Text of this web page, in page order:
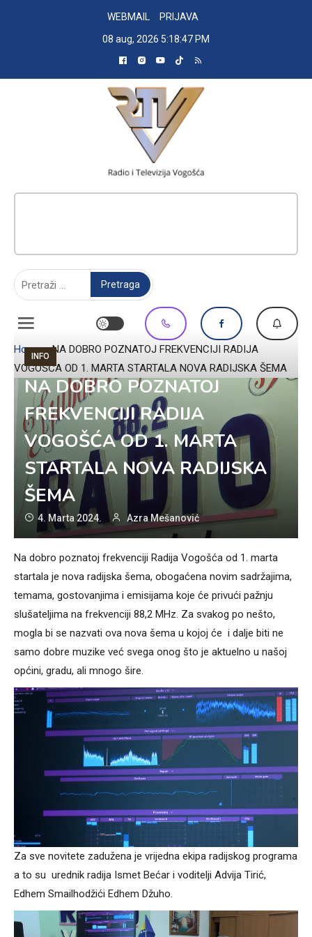
WEBMAIL
PRIJAVA
08 aug, 2026 5:18:48 PM
Home»NA DOBRO POZNATOJ FREKVENCIJI RADIJA
VOGOŠĆA OD 1. MARTA STARTALA NOVA RADIJSKA ŠEMA
INFO
NA DOBRO POZNATOJ
FREKVENCIJI RADIJA
VOGOŠĆA OD 1. MARTA
STARTALA NOVA RADIJSKA
ŠEMA
4. Marta 2024. Azra Mešanović
Na dobro poznatoj frekvenciji Radija Vogošća od 1. marta
startala je nova radijska šema, obogaćena novim sadržajima,
temama, gostovanjima i emisijama koje će privući pažnju
slušateljima na frekvenciji 88,2 MHz. Za svakog po nešto,
mogla bi se nazvati ova nova šema u kojoj će i dalje biti ne
samo dobre muzike već svega onog što je aktuelno u našoj
općini, gradu, ali mnogo šire.
Za sve novitete zadužena je vrijedna ekipa radijskog programa
a to su urednik radija Ismet Bećar i voditelji Advija Tirić,
Edhem Smailhodžići Edhem Džuho.